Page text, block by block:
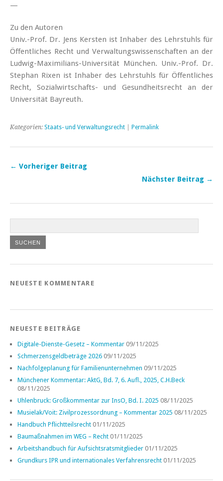
—
Zu den Autoren
Univ.-Prof. Dr. Jens Kersten ist Inhaber des Lehrstuhls für
Öffentliches Recht und Verwaltungswissenschaften an der
Ludwig-Maximilians-Universität München. Univ.-Prof. Dr.
Stephan Rixen ist Inhaber des Lehrstuhls für Öffentliches
Recht, ­Sozialwirtschafts- und Gesundheitsrecht an der
Universität Bayreuth.
Kategorien: Staats- und Verwaltungsrecht Permalink
← Vorheriger Beitrag
Nächster Beitrag →
NEUESTE KOMMENTARE
NEUESTE BEITRÄGE
Digitale-Dienste-Gesetz – Kommentar 09/11/2025
Schmerzensgeldbeträge 2026 09/11/2025
Nachfolgeplanung für Familienunternehmen 09/11/2025
Münchener Kommentar: AktG, Bd. 7, 6. Aufl., 2025, C.H.Beck
08/11/2025
Uhlenbruck: Großkommentar zur InsO, Bd. I. 2025 08/11/2025
Musielak/Voit: Zivilprozessordnung – Kommentar 2025 08/11/2025
Handbuch Pflichtteilsrecht 01/11/2025
Baumaßnahmen im WEG – Recht 01/11/2025
Arbeitshandbuch für Aufsichtsratsmitglieder 01/11/2025
Grundkurs IPR und internationales Verfahrensrecht 01/11/2025